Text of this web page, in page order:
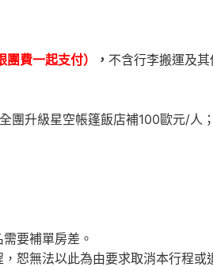
團費一起支付） ， 不含行李搬運及
升級星空帳篷飯店補100歐元/人
要補單房差。
恕無法以此為由要求取消本行程